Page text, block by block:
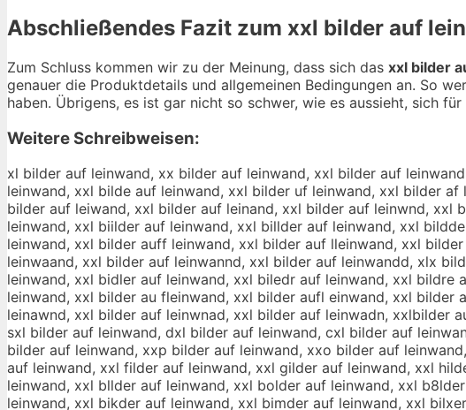
Abschließendes Fazit zum xxl bilder auf
Zum Schluss kommen wir zu der Meinung, dass sich das xxl bilder
genauer die Produktdetails und allgemeinen Bedingungen an. So
haben. Übrigens, es ist gar nicht so schwer, wie es aussieht, sich
Weitere Schreibweisen:
xl bilder auf leinwand, xx bilder auf leinwand, xxl bilder auf leinwand, xxl ilder auf leinwand, xxl blder auf leinwand, xxl bider auf leinwand, xxl biler auf leinwand, xxl bildr auf leinwand, xxl bilde auf leinwand, xxl bilder uf leinwand, xxl bilder af leinwand, xxl bilder au leinwand, xxl bilder auf einwand, xxl bilder auf linwand, xxl bilder auf lenwand, xxl bilder auf leiwand, xxl bilder auf leinand, xxl bilder auf leinwnd, xxl bilder auf leinwad, xxl bilder auf leinwan, xxxl bilder auf leinwand, xxll bilder auf leinwand, xxl bbilder auf leinwand, xxl biilder auf leinwand, xxl billder auf leinwand, xxl bildder auf leinwand, xxl bildeer auf leinwand, xxl bilderr auf leinwand, xxl bilder aauf leinwand, xxl bilder auuf leinwand, xxl bilder auff leinwand, xxl bilder auf lleinwand, xxl bilder auf leeinwand, xxl bilder auf leiinwand, xxl bilder auf leinnwand, xxl bilder auf leinwwand, xxl bilder auf leinwaand, xxl bilder auf leinwannd, xxl bilder auf leinwandd, xlx bilder auf leinwand, xx lbilder auf leinwand, xxlb ilder auf leinwand, xxl iblder auf leinwand, xxl blider auf leinwand, xxl bidler auf leinwand, xxl biledr auf leinwand, xxl bildre auf leinwand, xxl bilde rauf leinwand, xxl bildera uf leinwand, xxl bilder uaf leinwand, xxl bilder afu leinwand, xxl bilder au fleinwand, xxl bilder aufl einwand, xxl bilder auf elinwand, xxl bilder auf lienwand, xxl bilder auf leniwand, xxl bilder auf leiwnand, xxl bilder auf leinawnd, xxl bilder auf leinwnad, xxl bilder auf leinwadn, xxlbilder auf leinwand, xxl bilderauf leinwand, xxl bilder aufleinwand, zxl bilder auf leinwand, axl bilder auf leinwand, sxl bilder auf leinwand, dxl bilder auf leinwand, cxl bilder auf leinwand, xzl bilder auf leinwand, xal bilder auf leinwand, xsl bilder auf leinwand, xdl bilder auf leinwand, xcl bilder auf leinwand, xxp bilder auf leinwand, xxo bilder auf leinwand, xxi bilder auf leinwand, xxk bilder auf leinwand, xxm bilder auf leinwand, xxl ilder auf leinwand, xxl vilder auf leinwand, xxl filder auf leinwand, xxl gilder auf leinwand, xxl hilder auf leinwand, xxl nilder auf leinwand, xxl bulder auf leinwand, xxl bjlder auf leinwand, xxl bklder auf leinwand, xxl bllder auf leinwand, xxl bolder auf leinwand, xxl b8lder auf leinwand, xxl b9lder auf leinwand, xxl bipder auf leinwand, xxl bioder auf leinwand, xxl biider auf leinwand, xxl bikder auf leinwand, xxl bimder auf leinwand, xxl bilxer auf leinwand, xxl bilser auf leinwand, xxl bilwer auf leinwand, xxl bileer auf leinwand, xxl bilrer auf leinwand, xxl bilfer auf leinwand, xxl bilver auf leinwand, xxl bilcer auf leinwand, xxl bildwr auf leinwand, xxl bildsr auf leinwand, xxl bilddr auf leinwand, xxl bildfr auf leinwand, xxl bildrr auf leinwand, xxl bild3r auf leinwand, xxl bild4r auf leinwand, xxl bildee auf leinwand, xxl bilded auf leinwand, xxl bildef auf leinwand, xxl bildeg auf leinwand, xxl bildet auf leinwand, xxl bilde4 auf leinwand, xxl bilde5 auf leinwand, xxl bilder quf leinwand, xxl bilder wuf leinwand, xxl bilder zuf leinwand, xxl bilder xuf leinwand, xxl bilder ayf leinwand, xxl bilder ahf leinwand, xxl bilder ajf leinwand, xxl bilder akf leinwand, xxl bilder aif leinwand, xxl bilder a7f leinwand, xxl bilder a8f leinwand, xxl bilder auc leinwand, xxl bilder aud leinwand, xxl bilder aue leinwand, xxl bilder aur leinwand, xxl bilder aut leinwand, xxl bilder aug leinwand, xxl bilder aub leinwand, xxl bilder auv leinwand, xxl bilder auf peinwand, xxl bilder auf oeinwand, xxl bilder auf ieinwand, xxl bilder auf keinwand, xxl bilder auf meinwand, xxl bilder auf lwinwand, xxl bilder auf lsinwand, xxl bilder auf ldinwand, xxl bilder auf lfinwand, xxl bilder auf lrinwand, xxl bilder auf l3inwand, xxl bilder auf l4inwand, xxl bilder auf leunwand, xxl bilder auf lejnwand, xxl bilder auf leknwand, xxl bilder auf lelnwand, xxl bilder auf